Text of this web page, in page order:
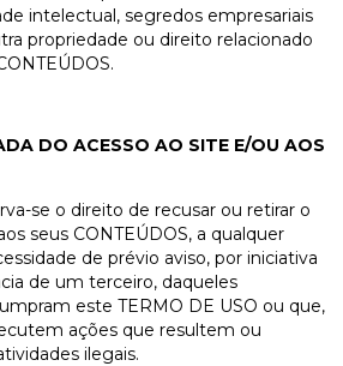
intelectual, segredos empresariais
propriedade ou direito relacionado
DO ACESSO AO SITE E/OU AOS
se o direito de recusar ou retirar o
seus CONTEÚDOS, a qualquer
de prévio aviso, por iniciativa
de um terceiro, daqueles
este TERMO DE USO ou que,
ações que resultem ou
ilegais.